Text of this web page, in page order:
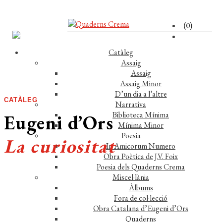
(0)
Catàleg
Assaig
Assaig
Assaig Minor
D’un dia a l’altre
Narrativa
Biblioteca Mínima
Mínima Minor
Poesia
In Amicorum Numero
Obra Poètica de J.V. Foix
Poesia dels Quaderns Crema
Miscel·lània
Àlbums
Fora de col·lecció
Obra Catalana d’Eugeni d’Ors
Quaderns
CATÀLEG
Eugeni d’Ors
La curiositat
Comprar el llibre 14 €